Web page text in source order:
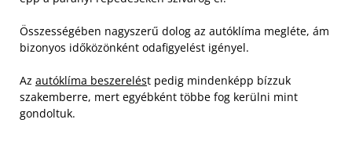
Összességében nagyszerű dolog az autóklíma megléte, ám
bizonyos időközönként odafigyelést igényel.
Az autóklíma beszerelést pedig mindenképp bízzuk
szakemberre, mert egyébként többe fog kerülni mint
gondoltuk.